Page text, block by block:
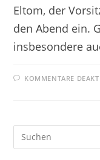
Eltom, der
den Abend ein.
insbesondere
KOMMENTARE